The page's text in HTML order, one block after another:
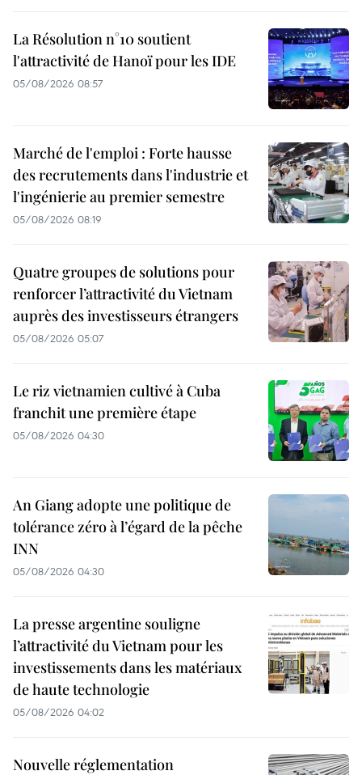
La Résolution n°10 soutient
l'attractivité de Hanoï pour les IDE
05/08/2026 08:57
Marché de l'emploi : Forte hausse
des recrutements dans l'industrie et
l'ingénierie au premier semestre
05/08/2026 08:19
Quatre groupes de solutions pour
renforcer l’attractivité du Vietnam
auprès des investisseurs étrangers
05/08/2026 05:07
Le riz vietnamien cultivé à Cuba
franchit une première étape
05/08/2026 04:30
An Giang adopte une politique de
tolérance zéro à l’égard de la pêche
INN
05/08/2026 04:30
La presse argentine souligne
l’attractivité du Vietnam pour les
investissements dans les matériaux
de haute technologie
05/08/2026 04:02
Nouvelle réglementation